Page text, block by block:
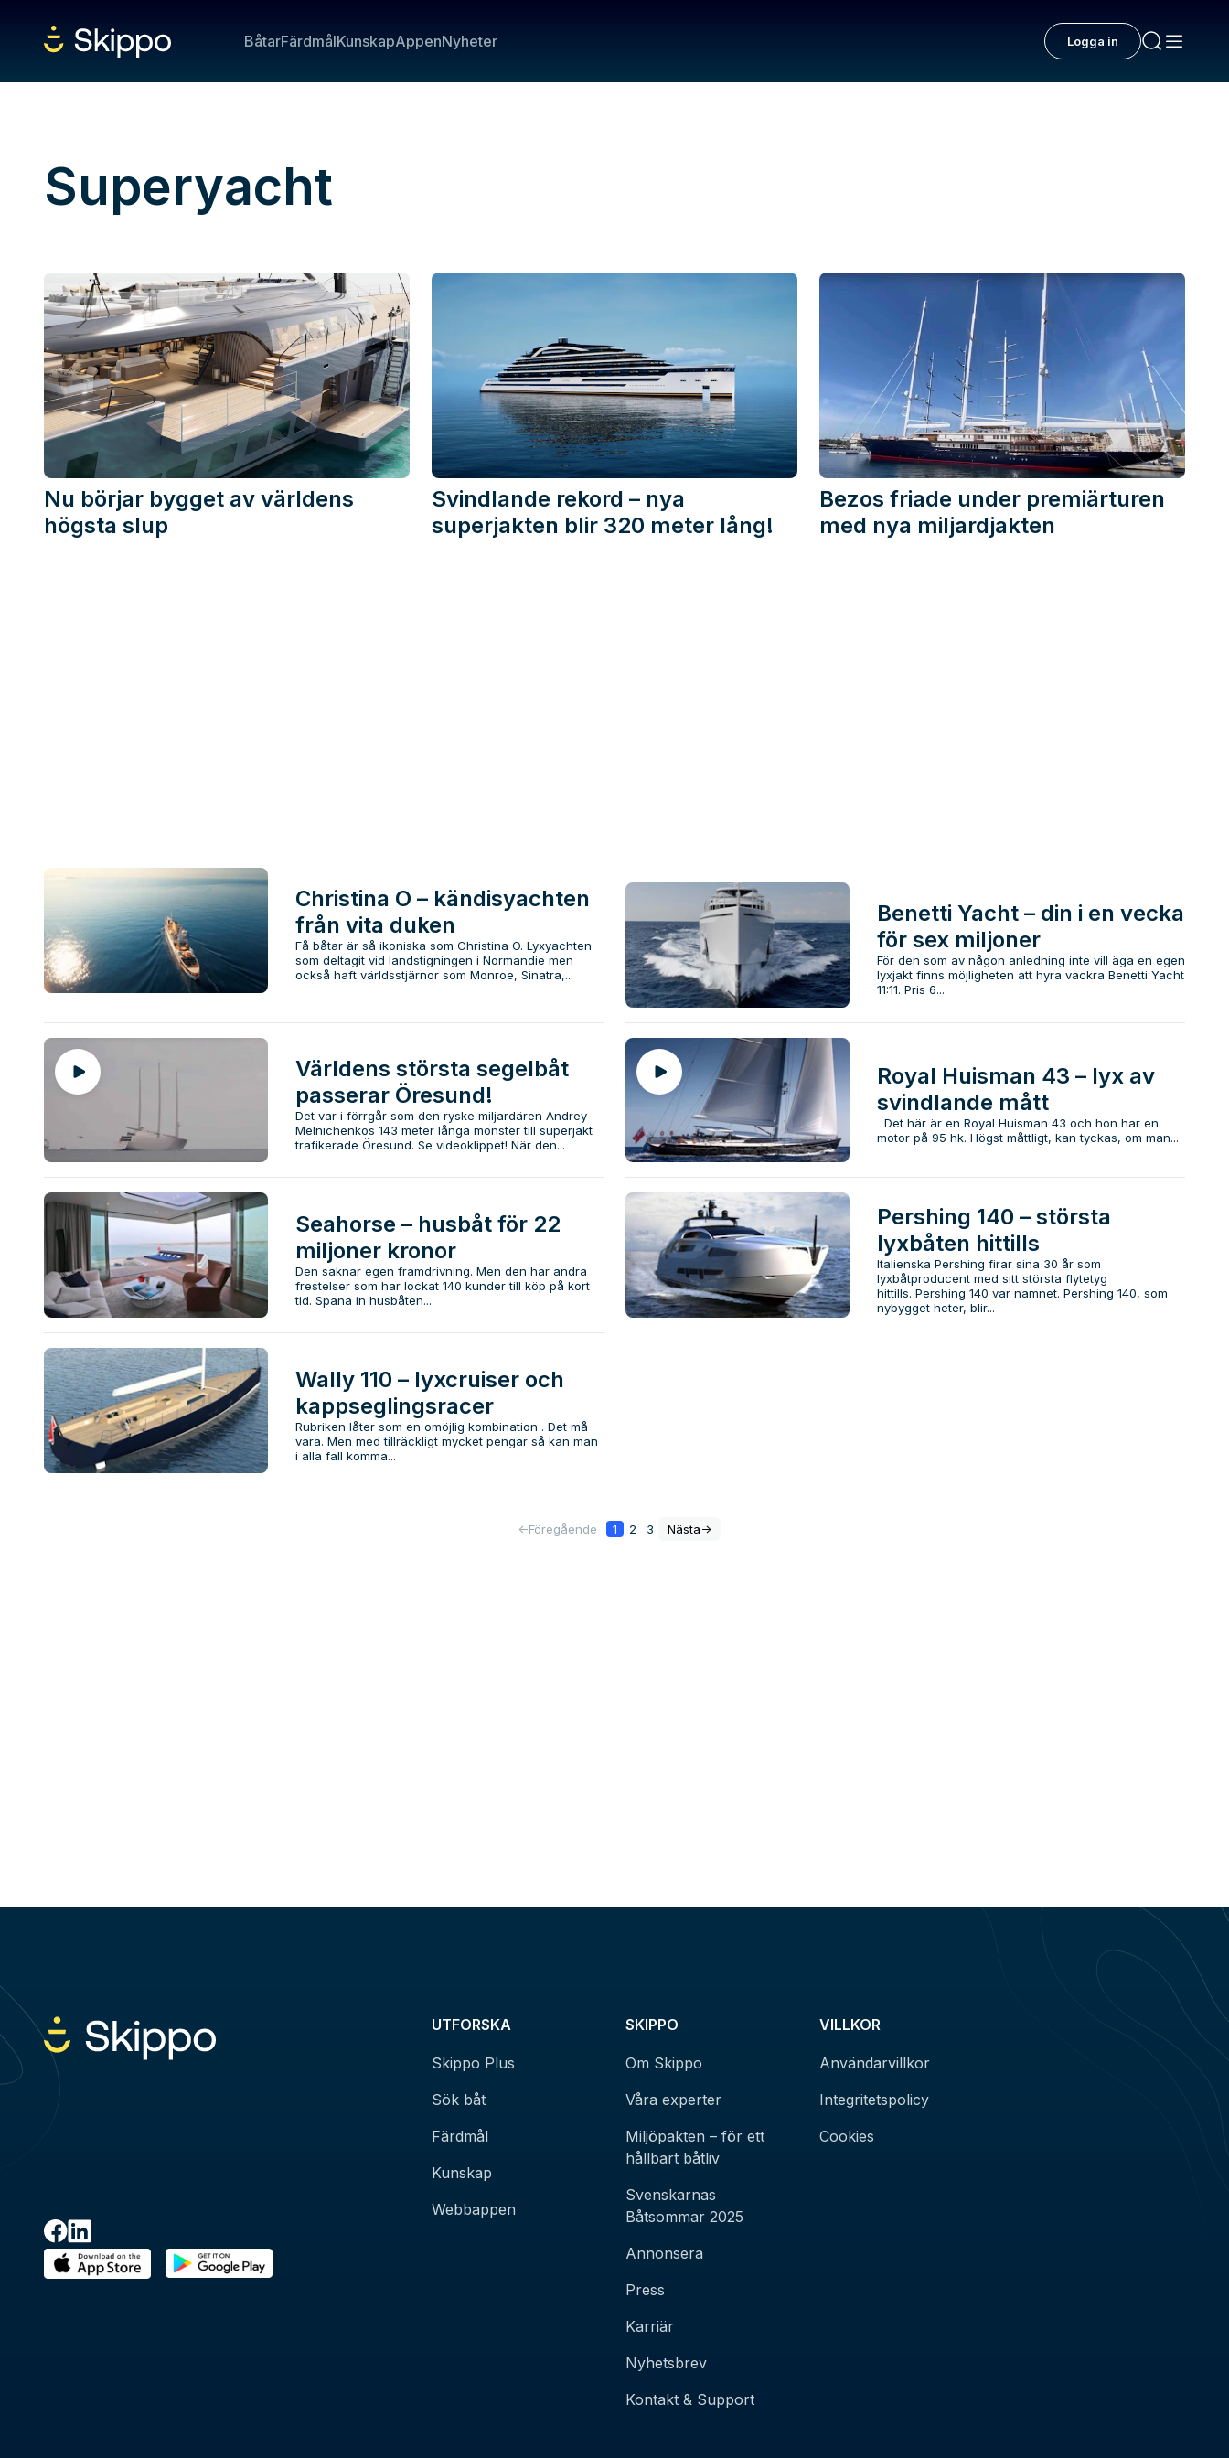
BåtarFärdmålKunskapAppenNyheter Logga in
Superyacht
Nu börjar bygget av världens
högsta slup
Svindlande rekord – nya
superjakten blir 320 meter lång!
Bezos friade under premiärturen
med nya miljardjakten
Christina O – kändisyachten
från vita duken
Få båtar är så ikoniska som Christina O. Lyxyachten
som deltagit vid landstigningen i Normandie men
också haft världsstjärnor som Monroe, Sinatra,...
Benetti Yacht – din i en vecka
för sex miljoner
För den som av någon anledning inte vill äga en egen
lyxjakt finns möjligheten att hyra vackra Benetti Yacht
11:11. Pris 6...
Världens största segelbåt
passerar Öresund!
Det var i förrgår som den ryske miljardären Andrey
Melnichenkos 143 meter långa monster till superjakt
trafikerade Öresund. Se videoklippet! När den...
Royal Huisman 43 – lyx av
svindlande mått
Det här är en Royal Huisman 43 och hon har en
motor på 95 hk. Högst måttligt, kan tyckas, om man...
Seahorse – husbåt för 22
miljoner kronor
Den saknar egen framdrivning. Men den har andra
frestelser som har lockat 140 kunder till köp på kort
tid. Spana in husbåten...
Pershing 140 – största
lyxbåten hittills
Italienska Pershing firar sina 30 år som
lyxbåtproducent med sitt största flytetyg
hittills. Pershing 140 var namnet. Pershing 140, som
nybygget heter, blir...
Wally 110 – lyxcruiser och
kappseglingsracer
Rubriken låter som en omöjlig kombination . Det må
vara. Men med tillräckligt mycket pengar så kan man
i alla fall komma...
<-Föregående 1 2 3 Nästa->
UTFORSKA
Skippo Plus
Sök båt
Färdmål
Kunskap
Webbappen
SKIPPO
Om Skippo
Våra experter
Miljöpakten – för ett
hållbart båtliv
Svenskarnas
Båtsommar 2025
Annonsera
Press
Karriär
Nyhetsbrev
Kontakt & Support
VILLKOR
Användarvillkor
Integritetspolicy
Cookies